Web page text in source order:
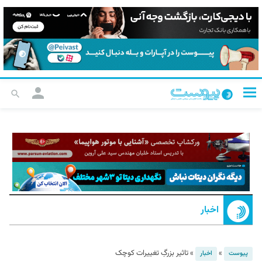
اخبار
پیوست » اخبار »تاثیر بزرگِ تغییرات کوچک